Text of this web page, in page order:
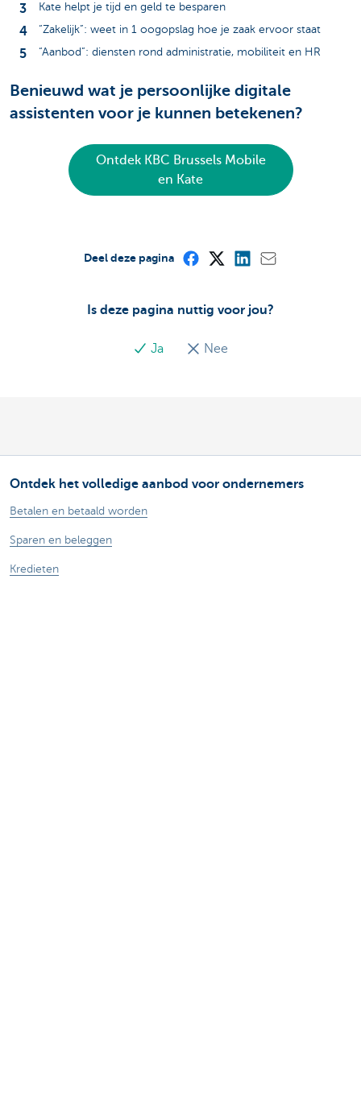
Kate helpt je tijd en geld te besparen
“Zakelijk”: weet in 1 oogopslag hoe je zaak ervoor staat
“Aanbod”: diensten rond administratie, mobiliteit en HR
Benieuwd wat je persoonlijke digitale
assistenten voor je kunnen betekenen?
Ontdek KBC Brussels Mobile
en Kate
Is deze pagina nuttig voor jou?
Ja Nee
Deel deze pagina
Ontdek het volledige aanbod voor ondernemers
Betalen en betaald worden
Sparen en beleggen
Kredieten